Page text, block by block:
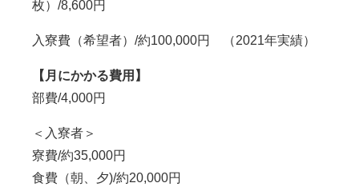
枚）/8,600円
入寮費（希望者）/約100,000円 （2021年実績）
【月にかかる費用】
部費/4,000円
＜入寮者＞
寮費/約35,000円
食費（朝、夕)/約20,000円